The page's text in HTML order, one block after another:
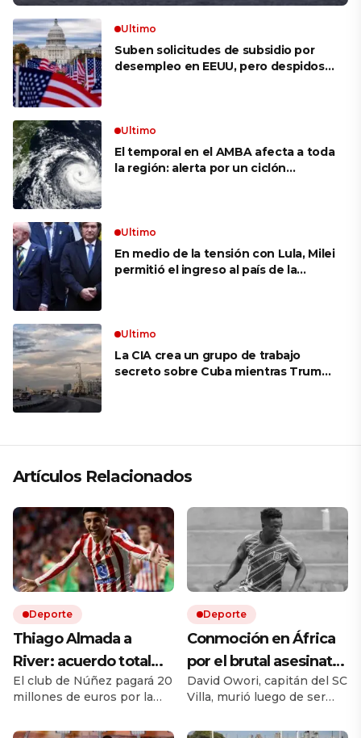
Ultimo
Suben solicitudes de subsidio por
desempleo en EEUU, pero despidos
Ultimo
El temporal en el AMBA afecta a toda
la región: alerta por un ciclón
Ultimo
En medio de la tensión con Lula, Milei
permitió el ingreso al país de la
Ultimo
La CIA crea un grupo de trabajo
secreto sobre Cuba mientras Trump
Artículos Relacionados
Deporte
Thiago Almada a
River: acuerdo total
con Atlético de Madrid
y el campeón del
mundo llega por una
El club de Núñez pagará 20
millones de euros por la
Le ganó la pulseada a
Deporte
Conmoción en África
por el brutal asesinato
de una de las figuras
del fútbol ugandés
David Owori, capitán del SC
Villa, murió luego de ser
durante un asalto ocurrido